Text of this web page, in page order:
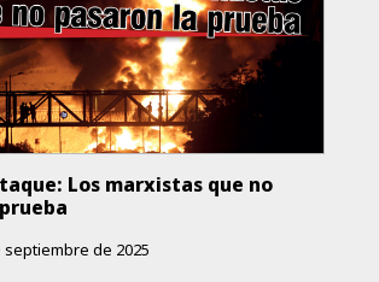
Los marxistas que no
septiembre de 2025